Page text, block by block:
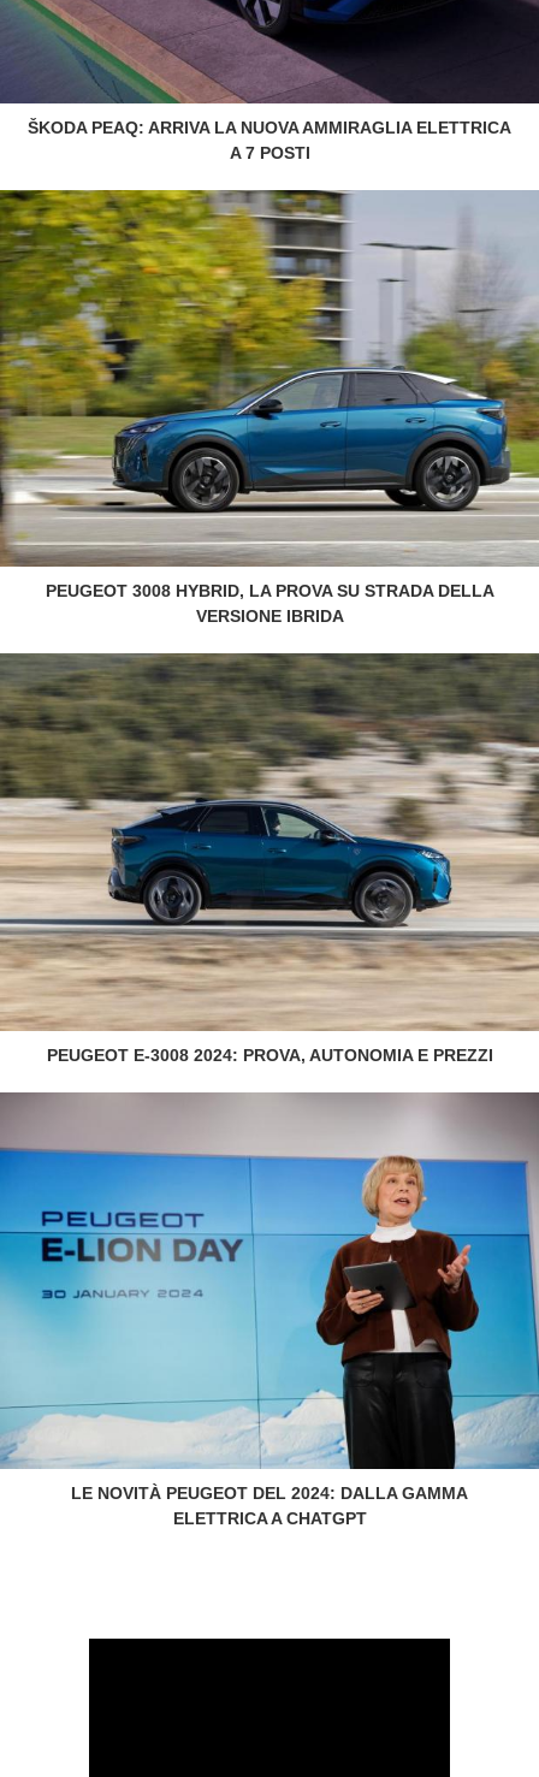
ŠKODA PEAQ: ARRIVA LA NUOVA AMMIRAGLIA ELETTRICA
A 7 POSTI
PEUGEOT 3008 HYBRID, LA PROVA SU STRADA DELLA
VERSIONE IBRIDA
PEUGEOT E-3008 2024: PROVA, AUTONOMIA E PREZZI
LE NOVITÀ PEUGEOT DEL 2024: DALLA GAMMA
ELETTRICA A CHATGPT